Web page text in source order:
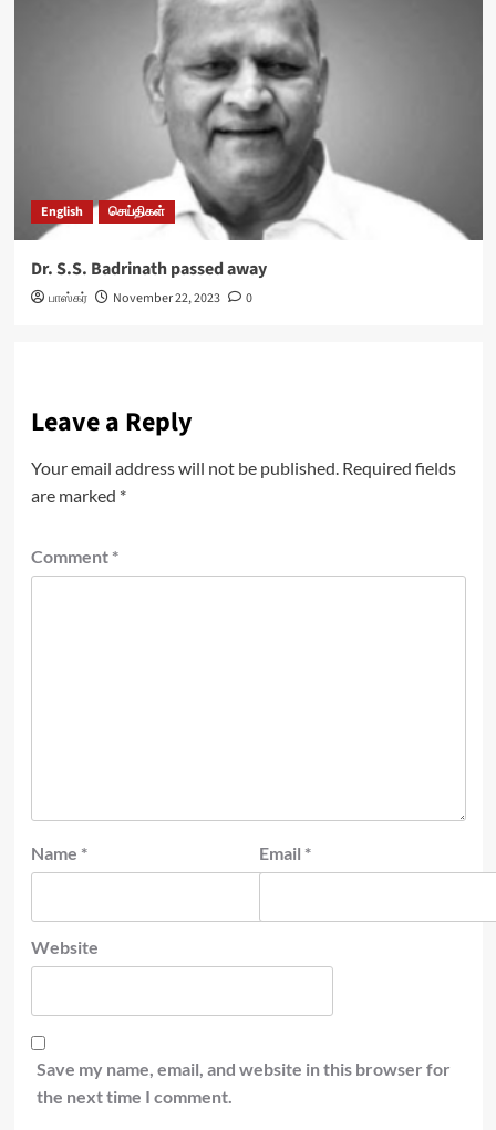
English செய்திகள்
Dr. S.S. Badrinath passed away
பாஸ்கர் November 22, 2023 0
Leave a Reply
Your email address will not be published. Required fields
are marked *
Comment *
Name * Email *
Website
Save my name, email, and website in this browser for
the next time I comment.